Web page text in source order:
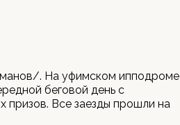
. На уфимском ипподроме
беговой день с
призов. Все заезды прошли на